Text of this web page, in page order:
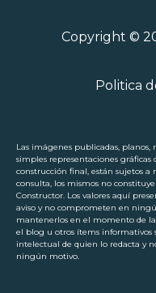
Copyright ©
Politica
Las imágenes publicadas, planos,
simples representaciones
construcción final, están sujetos a
consulta, los mismos no
Constructor. Los valores aquí
aviso y no comprometen en
mantenerlos en el momento de
el blog u otros ítems informativos
intelectual de quien lo redacta y
ningún motivo.